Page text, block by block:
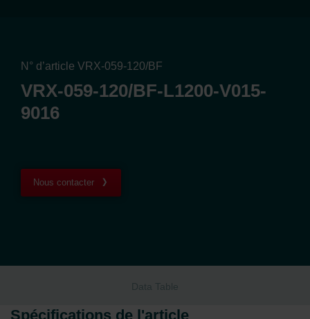
N° d’article VRX-059-120/BF
VRX-059-120/BF-L1200-V015-
9016
Nous contacter
Data Table
Spécifications de l'article